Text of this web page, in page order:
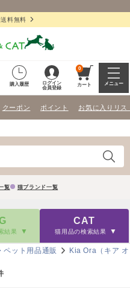
料無料
購入履歴
ログイン
会員登録
0
カート メニュー
クーポン ポイント お気に入りリス
覧 猫ブランド一覧
結果
CAT
猫用品の検索結果
ペット用品通販 Kia Ora（キア